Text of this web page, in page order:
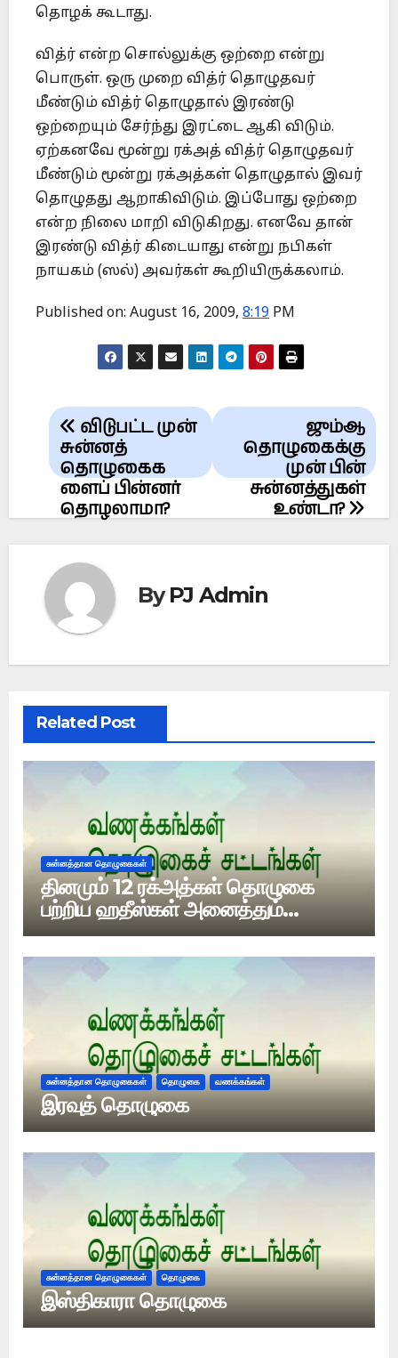
தொழக் கூடாது.
வித்ர் என்ற சொல்லுக்கு ஒற்றை என்று
பொருள். ஒரு முறை வித்ர் தொழுதவர்
மீண்டும் வித்ர் தொழுதால் இரண்டு
ஒற்றையும் சேர்ந்து இரட்டை ஆகி விடும்.
ஏற்கனவே மூன்று ரக்அத் வித்ர் தொழுதவர்
மீண்டும் மூன்று ரக்அத்கள் தொழுதால் இவர்
தொழுதது ஆறாகிவிடும். இப்போது ஒற்றை
என்ற நிலை மாறி விடுகிறது. எனவே தான்
இரண்டு வித்ர் கிடையாது என்று நபிகள்
நாயகம் (ஸல்) அவர்கள் கூறியிருக்கலாம்.
Published on: August 16, 2009, 8:19 PM
Post
navigation
ஜும்ஆ
தொழுகைக்கு
முன் பின்
சுன்னத்துகள்
உண்டா?
விடுபட்ட முன்
சுன்னத்
தொழுகைக
ளைப் பின்னர்
தொழலாமா?
ByPJ Admin
Related Post
சுன்னத்தான தொழுகைகள்
தினமும் 12 ரக்அத்கள் தொழுகை
பற்றிய ஹதீஸ்கள் அனைத்தும்
பலவீனமானதா?
சுன்னத்தான தொழுகைகள் தொழுகை வணக்கங்கள்
இரவுத் தொழுகை
சுன்னத்தான தொழுகைகள் தொழுகை
இஸ்திகாரா தொழுகை